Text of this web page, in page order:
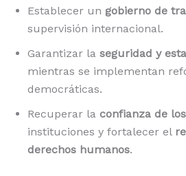
Establecer un gobierno de
supervisión internacional.
Garantizar la seguridad y
mientras se implementan
democráticas.
Recuperar la confianza de
instituciones y fortalecer el
derechos humanos.